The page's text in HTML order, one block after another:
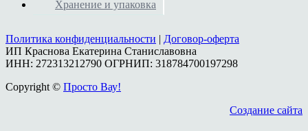
Хранение и упаковка
Политика конфиденциальности | Договор-оферта
ИП Краснова Екатерина Станиславовна
ИНН: 272313212790 ОГРНИП: 318784700197298
Copyright © Просто Вау!
Создание сайта